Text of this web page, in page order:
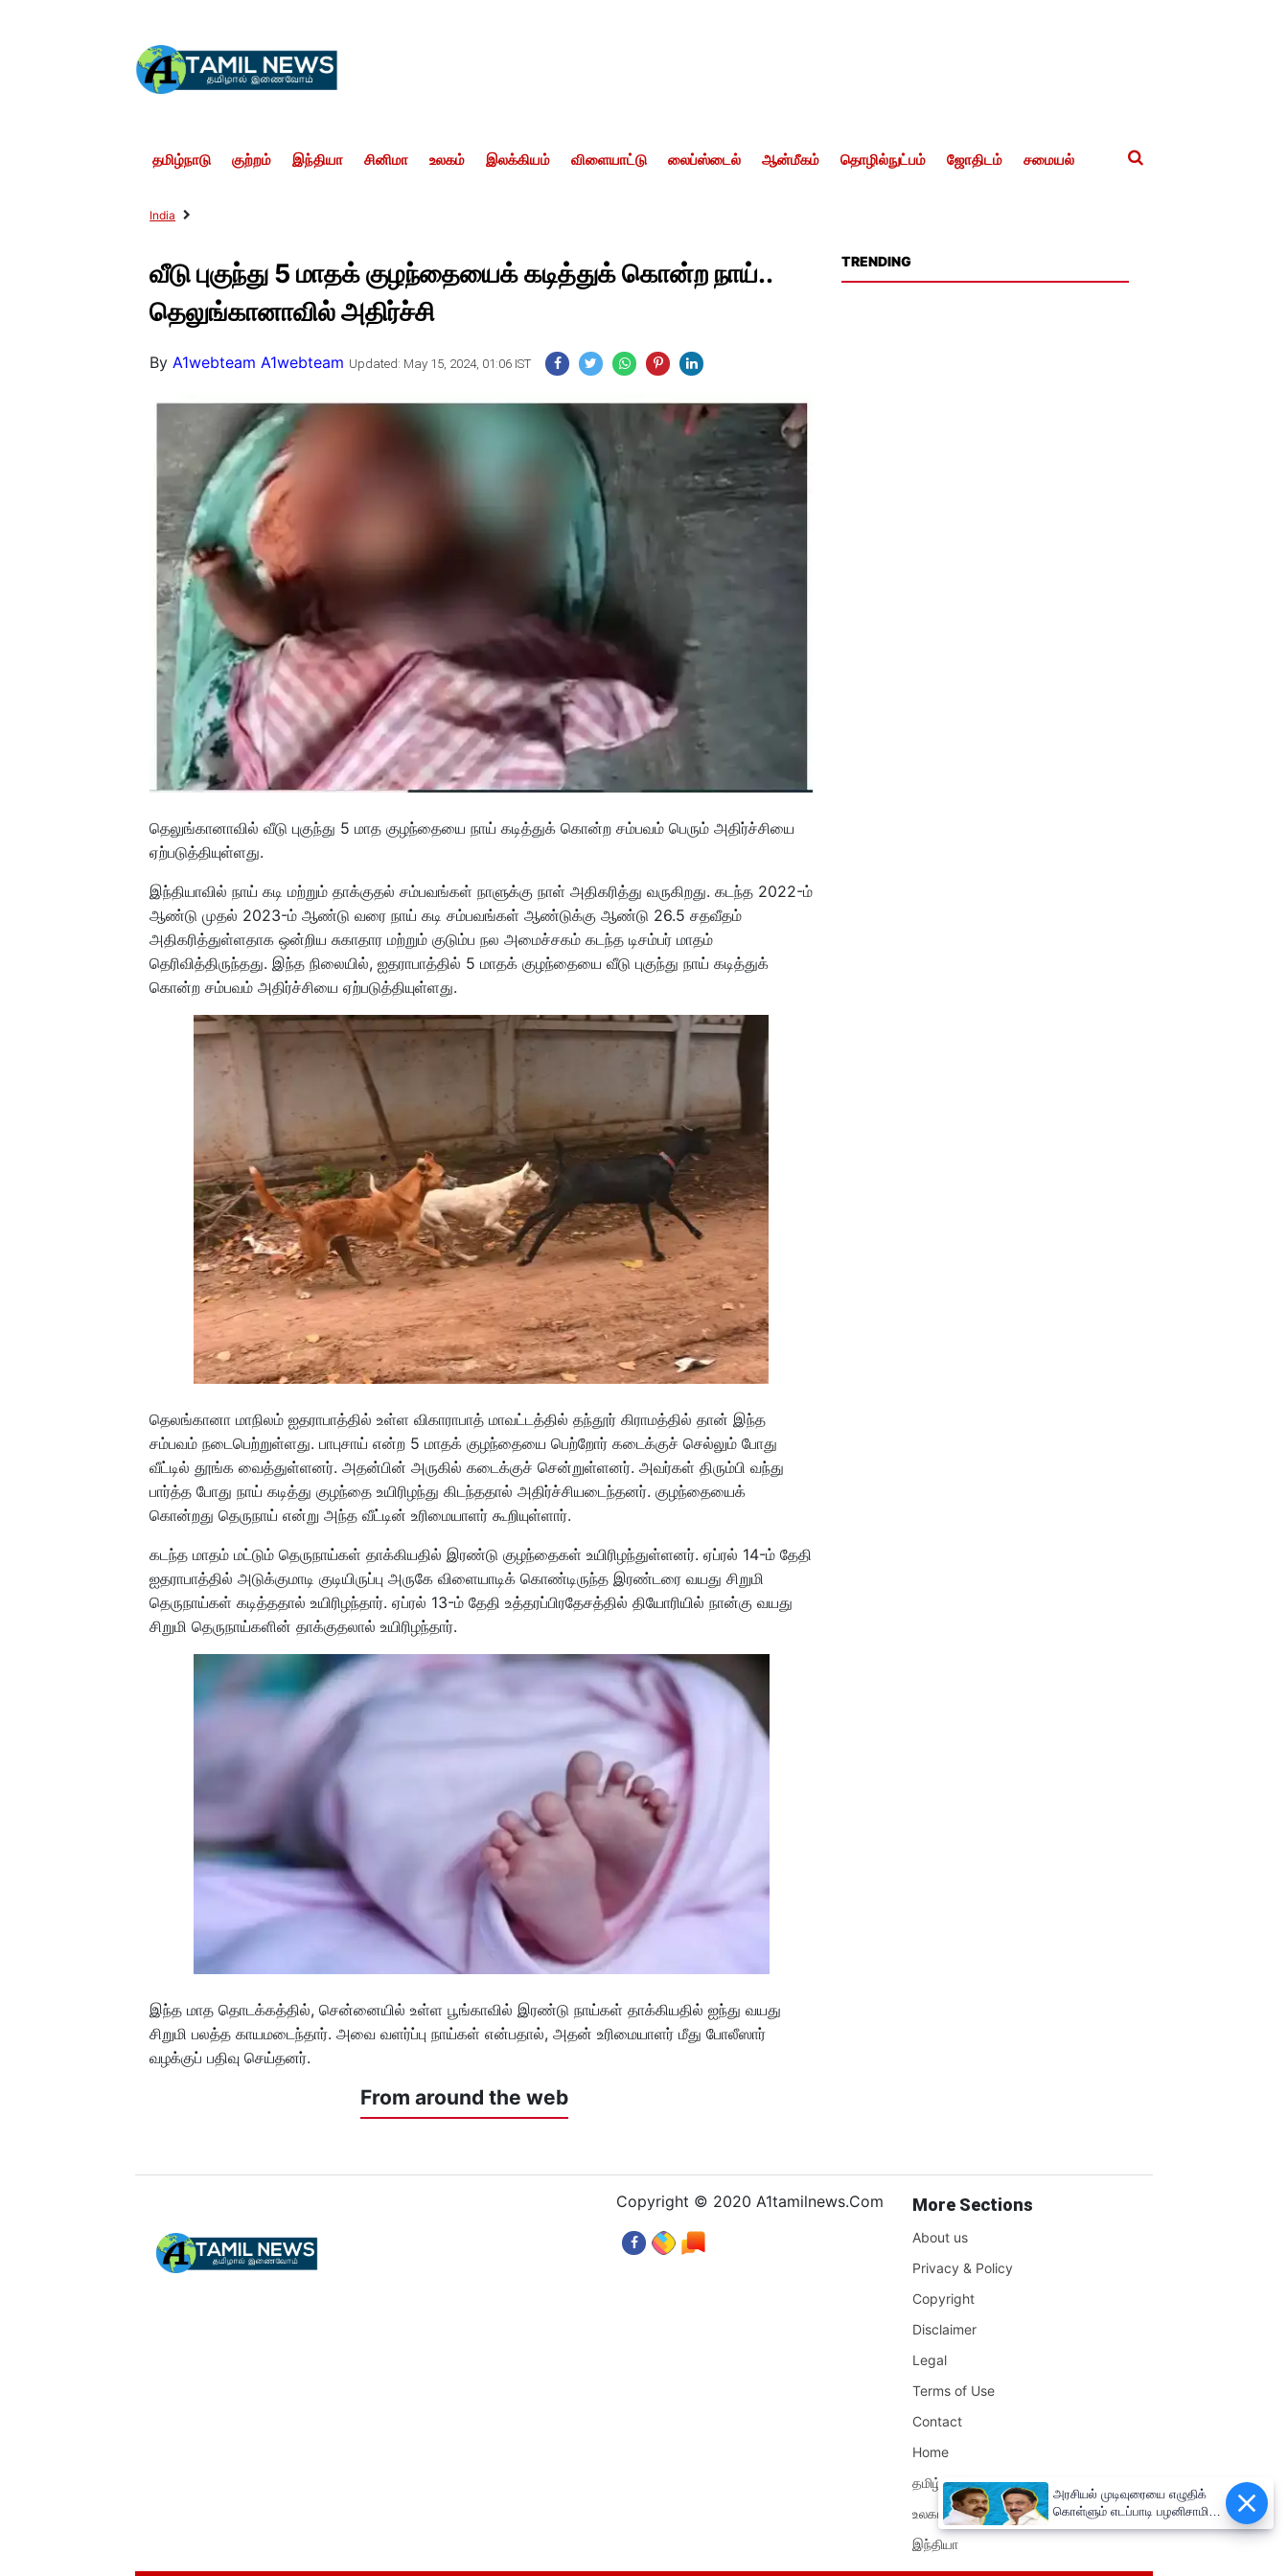
தமிழ்நாடு குற்றம் இந்தியா சினிமா உலகம் இலக்கியம் விளையாட்டு லைப்ஸ்டைல் ஆன்மீகம் தொழில்நுட்பம் ஜோதிடம் சமையல்
India
வீடு புகுந்து 5 மாதக் குழந்தையைக் கடித்துக் கொன்ற நாய்..
தெலுங்கானாவில் அதிர்ச்சி
ByA1webteam A1webteam Updated: May 15, 2024, 01:06 IST
தெலுங்கானாவில் வீடு புகுந்து 5 மாத குழந்தையை நாய் கடித்துக் கொன்ற சம்பவம் பெரும் அதிர்ச்சியை
ஏற்படுத்தியுள்ளது.
இந்தியாவில் நாய் கடி மற்றும் தாக்குதல் சம்பவங்கள் நாளுக்கு நாள் அதிகரித்து வருகிறது. கடந்த 2022-ம்
ஆண்டு முதல் 2023-ம் ஆண்டு வரை நாய் கடி சம்பவங்கள் ஆண்டுக்கு ஆண்டு 26.5 சதவீதம்
அதிகரித்துள்ளதாக ஒன்றிய சுகாதார மற்றும் குடும்ப நல அமைச்சகம் கடந்த டிசம்பர் மாதம்
தெரிவித்திருந்தது. இந்த நிலையில், ஐதராபாத்தில் 5 மாதக் குழந்தையை வீடு புகுந்து நாய் கடித்துக்
கொன்ற சம்பவம் அதிர்ச்சியை ஏற்படுத்தியுள்ளது.
தெலங்கானா மாநிலம் ஐதராபாத்தில் உள்ள விகாராபாத் மாவட்டத்தில் தந்தூர் கிராமத்தில் தான் இந்த
சம்பவம் நடைபெற்றுள்ளது. பாபுசாய் என்ற 5 மாதக் குழந்தையை பெற்றோர் கடைக்குச் செல்லும் போது
வீட்டில் தூங்க வைத்துள்ளனர். அதன்பின் அருகில் கடைக்குச் சென்றுள்ளனர். அவர்கள் திரும்பி வந்து
பார்த்த போது நாய் கடித்து குழந்தை உயிரிழந்து கிடந்ததால் அதிர்ச்சியடைந்தனர். குழந்தையைக்
கொன்றது தெருநாய் என்று அந்த வீட்டின் உரிமையாளர் கூறியுள்ளார்.
கடந்த மாதம் மட்டும் தெருநாய்கள் தாக்கியதில் இரண்டு குழந்தைகள் உயிரிழந்துள்ளனர். ஏப்ரல் 14-ம் தேதி
ஐதராபாத்தில் அடுக்குமாடி குடியிருப்பு அருகே விளையாடிக் கொண்டிருந்த இரண்டரை வயது சிறுமி
தெருநாய்கள் கடித்ததால் உயிரிழந்தார். ஏப்ரல் 13-ம் தேதி உத்தரப்பிரதேசத்தில் தியோரியில் நான்கு வயது
சிறுமி தெருநாய்களின் தாக்குதலால் உயிரிழந்தார்.
இந்த மாத தொடக்கத்தில், சென்னையில் உள்ள பூங்காவில் இரண்டு நாய்கள் தாக்கியதில் ஐந்து வயது
சிறுமி பலத்த காயமடைந்தார். அவை வளர்ப்பு நாய்கள் என்பதால், அதன் உரிமையாளர் மீது போலீஸார்
வழக்குப் பதிவு செய்தனர்.
From around the web
TRENDING
Copyright © 2020 A1tamilnews.Com More Sections
About us
Privacy & Policy
Copyright
Disclaimer
Legal
Terms of Use
Contact
Home
தமிழ்நாடு
உலகம்
இந்தியா
அரசியல் முடிவுரையை எழுதிக்
கொள்ளும் எடப்பாடி பழனிசாமி!!
முதலமைச்சர் மு.க.ஸ்டாலின்